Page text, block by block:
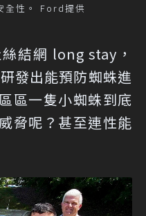
全性。 Ford提供
結網 long stay，
發出能預防蜘蛛進
區一隻小蜘蛛到底
脅呢？甚至連性能